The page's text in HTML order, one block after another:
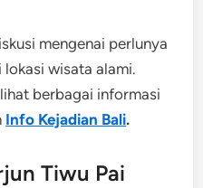
mengenai perlunya
wisata alami.
berbagai informasi
Info Kejadian Bali.
Tiwu Pai